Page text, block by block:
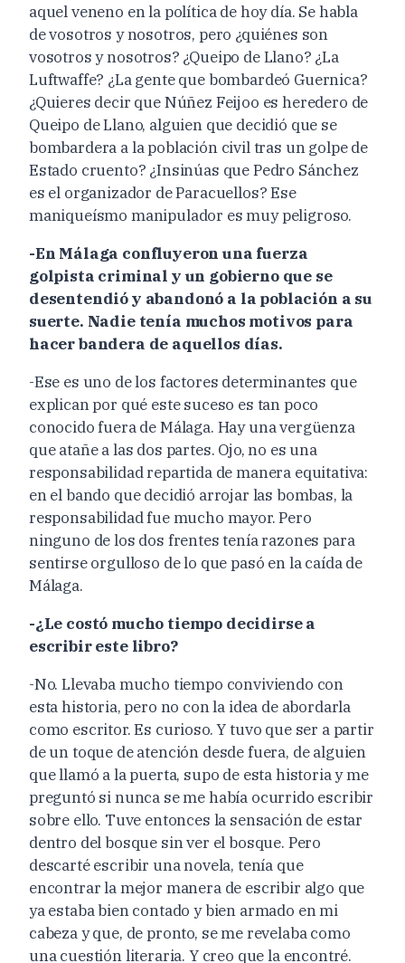
aquel veneno en la política de hoy día. Se habla
de vosotros y nosotros, pero ¿quiénes son
vosotros y nosotros? ¿Queipo de Llano? ¿La
Luftwaffe? ¿La gente que bombardeó Guernica?
¿Quieres decir que Núñez Feijoo es heredero de
Queipo de Llano, alguien que decidió que se
bombardera a la población civil tras un golpe de
Estado cruento? ¿Insinúas que Pedro Sánchez
es el organizador de Paracuellos? Ese
maniqueísmo manipulador es muy peligroso.
-En Málaga confluyeron una fuerza
golpista criminal y un gobierno que se
desentendió y abandonó a la población a su
suerte. Nadie tenía muchos motivos para
hacer bandera de aquellos días.
-Ese es uno de los factores determinantes que
explican por qué este suceso es tan poco
conocido fuera de Málaga. Hay una vergüenza
que atañe a las dos partes. Ojo, no es una
responsabilidad repartida de manera equitativa:
en el bando que decidió arrojar las bombas, la
responsabilidad fue mucho mayor. Pero
ninguno de los dos frentes tenía razones para
sentirse orgulloso de lo que pasó en la caída de
Málaga.
-¿Le costó mucho tiempo decidirse a
escribir este libro?
-No. Llevaba mucho tiempo conviviendo con
esta historia, pero no con la idea de abordarla
como escritor. Es curioso. Y tuvo que ser a partir
de un toque de atención desde fuera, de alguien
que llamó a la puerta, supo de esta historia y me
preguntó si nunca se me había ocurrido escribir
sobre ello. Tuve entonces la sensación de estar
dentro del bosque sin ver el bosque. Pero
descarté escribir una novela, tenía que
encontrar la mejor manera de escribir algo que
ya estaba bien contado y bien armado en mi
cabeza y que, de pronto, se me revelaba como
una cuestión literaria. Y creo que la encontré.